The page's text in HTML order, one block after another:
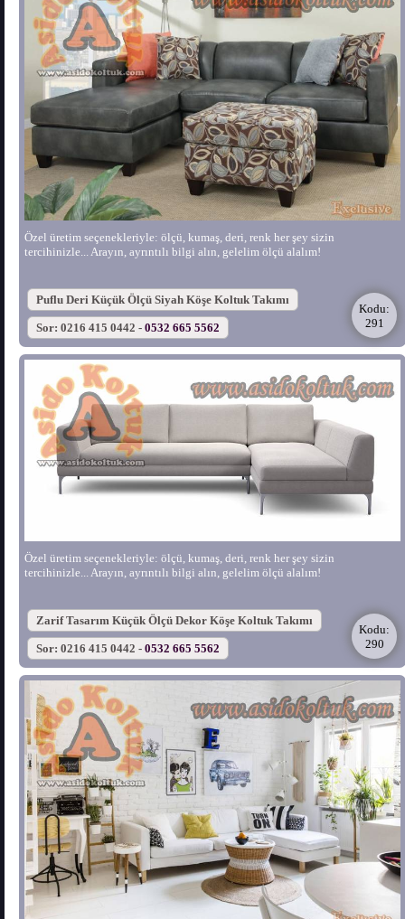
Özel üretim seçenekleriyle: ölçü, kumaş, deri, renk her şey sizin
tercihinizle... Arayın, ayrıntılı bilgi alın, gelelim ölçü alalım!
Puflu Deri Küçük Ölçü Siyah Köşe Koltuk Takımı
Kodu:
291
Sor: 0216 415 0442 - 0532 665 5562
Özel üretim seçenekleriyle: ölçü, kumaş, deri, renk her şey sizin
tercihinizle... Arayın, ayrıntılı bilgi alın, gelelim ölçü alalım!
Zarif Tasarım Küçük Ölçü Dekor Köşe Koltuk Takımı
Kodu:
290
Sor: 0216 415 0442 - 0532 665 5562